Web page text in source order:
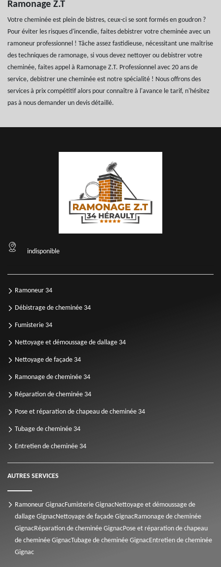
Ramonage Z.T
Votre cheminée est plein de bistres, ceux-ci se sont formés en goudron ?
Pour éviter les risques d'incendie, faites debistrer votre cheminée avec un
ramoneur professionnel ! Tâche assez fastidieuse, nécessitant une maîtrise
des techniques de ramonage, si vous devez nettoyer ou debistrer votre
cheminée, faites appel à Ramonage Z.T. Professionnel avec 20 ans de
service, debistrer une cheminée est notre spécialité ! Nous offrons des
services à prix compétitif alors pour connaître à l'avance le tarif, n'hésitez
pas à nous demander un devis détaillé.
indisponible
Ramoneur 34
Débistrage de cheminée 34
Fumisterie 34
Nettoyage et démoussage de dallage 34
Nettoyage de façade 34
Ramonage de cheminée 34
Réparation de cheminée 34
Pose et réparation de chapeau de cheminée 34
Tubage de cheminée 34
Entretien de cheminée 34
AUTRES SERVICES
Ramoneur GignacFumisterie GignacNettoyage et démoussage de
dallage GignacNettoyage de façade GignacRamonage de cheminée
GignacRéparation de cheminée GignacPose et réparation de chapeau
de cheminée GignacTubage de cheminée GignacEntretien de cheminée
Gignac